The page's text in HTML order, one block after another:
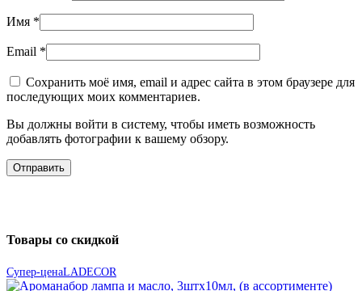
Имя *
Email *
Сохранить моё имя, email и адрес сайта в этом браузере для
последующих моих комментариев.
Вы должны войти в систему, чтобы иметь возможность
добавлять фотографии к вашему обзору.
Товары со скидкой
Супер-ценаLADECOR